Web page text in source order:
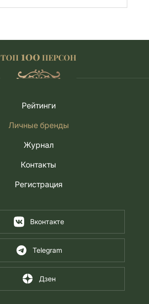
ТОП 100 ПЕРСОН
Рейтинги
Личные бренды
Журнал
Контакты
Регистрация
Вконтакте
Telegram
Дзен